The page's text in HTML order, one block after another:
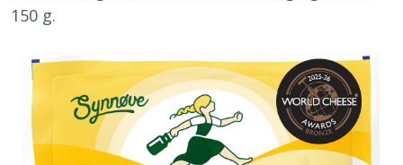
150 g.